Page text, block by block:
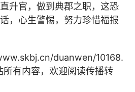
升官，做到典郡之职，这恐
，心生警惕，努力珍惜福报
duanwen/10168.
所有内容，欢迎阅读传播转